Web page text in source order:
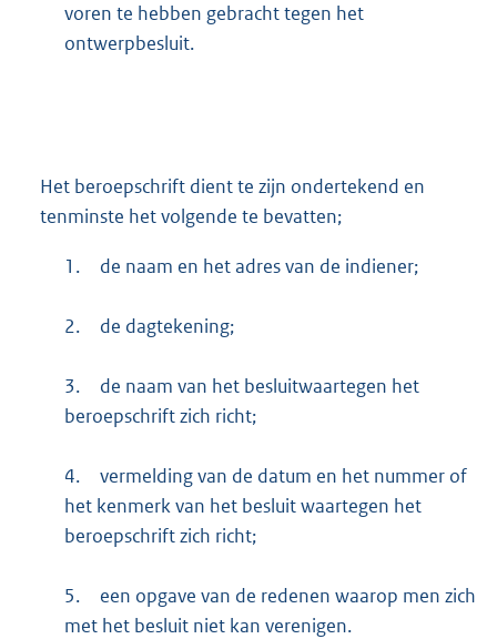
voren te hebben gebracht tegen het
ontwerpbesluit.
Het beroepschrift dient te zijn ondertekend en
tenminste het volgende te bevatten;
1. de naam en het adres van de indiener;
2. de dagtekening;
3.
de naam van het besluitwaartegen het
beroepschrift zich richt;
4.
vermelding van de datum en het nummer of
het kenmerk van het besluit waartegen het
beroepschrift zich richt;
5.
een opgave van de redenen waarop men zich
met het besluit niet kan verenigen.